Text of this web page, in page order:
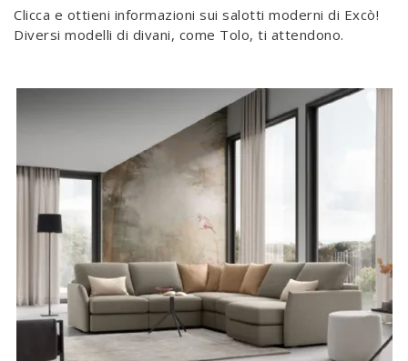
Clicca e ottieni informazioni sui salotti moderni di Excò!
Diversi modelli di divani, come Tolo, ti attendono.